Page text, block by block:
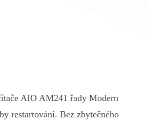
AIO AM241 řady Modern
restartování. Bez zbytečného